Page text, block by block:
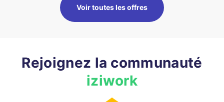
Voir toutes les offres
Rejoignez la communauté
iziwork